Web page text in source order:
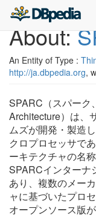
About:
An Entity of Type :
http://ja.dbpedia.org,
SPARC（スパーク
Architecture）は、
ムズが開発・製造
クロプロセッサで
ーキテクチャの名
SPARCインターナ
あり、複数のメー
ャに基づいたプロ
オープンソース版が